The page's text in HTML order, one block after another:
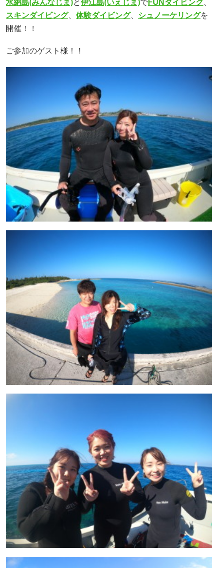
水納島(みんなじま)と伊江島(いえじま)でFUNダイビング
スキンダイビング、 体験ダイビング、 シュノーケリングを
開催！！
ご参加のゲスト様！！